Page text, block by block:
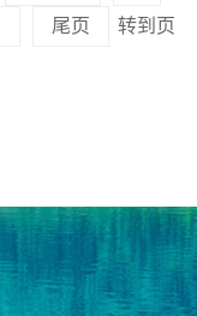
和浓缩晶浆
烧处理为无
机盐废渣;不
能结晶的有
理的方法。
的水，用在
生产上会导
致设备结垢
尾页 转到页